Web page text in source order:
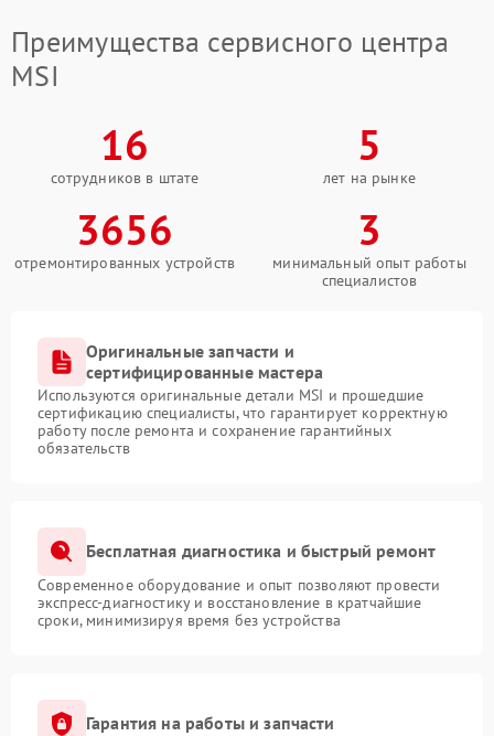
Преимущества сервисного центра
MSI
16
сотрудников в штате
5
лет на рынке
3656
отремонтированных устройств
3
минимальный опыт работы
специалистов
Оригинальные запчасти и
сертифицированные мастера
Используются оригинальные детали MSI и прошедшие
сертификацию специалисты, что гарантирует корректную
работу после ремонта и сохранение гарантийных
обязательств
Бесплатная диагностика и быстрый ремонт
Современное оборудование и опыт позволяют провести
экспресс-диагностику и восстановление в кратчайшие
сроки, минимизируя время без устройства
Гарантия на работы и запчасти